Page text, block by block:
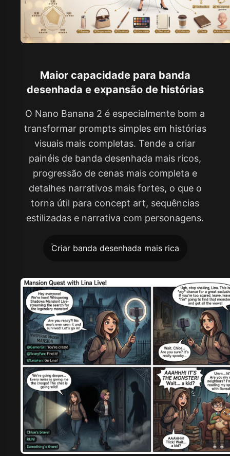
Maior capacidade para banda
desenhada e expansão de histórias
O Nano Banana 2 é especialmente bom a
transformar prompts simples em histórias
visuais mais completas. Tende a criar
painéis de banda desenhada mais ricos,
progressão de cenas mais completa e
detalhes narrativos mais fortes, o que o
torna útil para concept art, sequências
estilizadas e narrativa com personagens.
Criar banda desenhada mais rica